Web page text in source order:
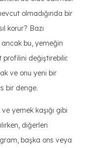
olmadığında bir
korur? Bazı
bu, yemeğin
profilini değiştirebilir.
ve onu yeni bir
bir denge.
yemek kaşığı gibi
diğerleri
başka ons veya